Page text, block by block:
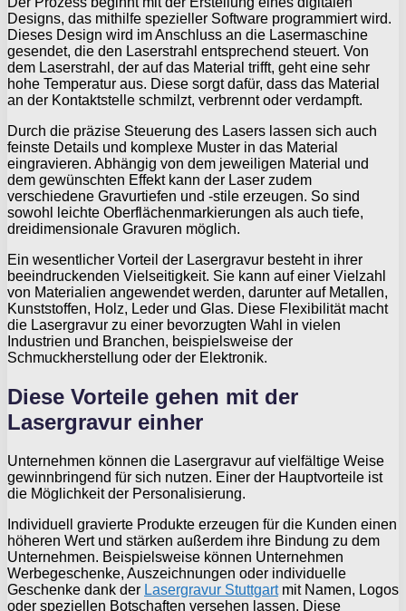
Designs, das mithilfe spezieller Software programmiert wird.
Dieses Design wird im Anschluss an die Lasermaschine
gesendet, die den Laserstrahl entsprechend steuert. Von
dem Laserstrahl, der auf das Material trifft, geht eine sehr
hohe Temperatur aus. Diese sorgt dafür, dass das Material
an der Kontaktstelle schmilzt, verbrennt oder verdampft.
Durch die präzise Steuerung des Lasers lassen sich auch
feinste Details und komplexe Muster in das Material
eingravieren. Abhängig von dem jeweiligen Material und
dem gewünschten Effekt kann der Laser zudem
verschiedene Gravurtiefen und -stile erzeugen. So sind
sowohl leichte Oberflächenmarkierungen als auch tiefe,
dreidimensionale Gravuren möglich.
Ein wesentlicher Vorteil der Lasergravur besteht in ihrer
beeindruckenden Vielseitigkeit. Sie kann auf einer Vielzahl
von Materialien angewendet werden, darunter auf Metallen,
Kunststoffen, Holz, Leder und Glas. Diese Flexibilität macht
die Lasergravur zu einer bevorzugten Wahl in vielen
Industrien und Branchen, beispielsweise der
Schmuckherstellung oder der Elektronik.
Diese Vorteile gehen mit der
Lasergravur einher
Unternehmen können die Lasergravur auf vielfältige Weise
gewinnbringend für sich nutzen. Einer der Hauptvorteile ist
die Möglichkeit der Personalisierung.
Individuell gravierte Produkte erzeugen für die Kunden einen
höheren Wert und stärken außerdem ihre Bindung zu dem
Unternehmen. Beispielsweise können Unternehmen
Werbegeschenke, Auszeichnungen oder individuelle
Geschenke dank der Lasergravur Stuttgartmit Namen, Logos
oder speziellen Botschaften versehen lassen. Diese